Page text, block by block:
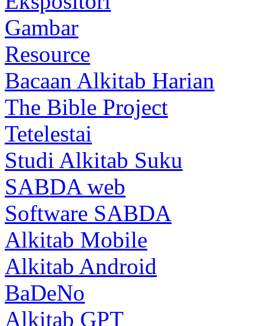
Gambar
Resource
Bacaan Alkitab Harian
The Bible Project
Tetelestai
Studi Alkitab Suku
SABDA web
Software SABDA
Alkitab Mobile
Alkitab Android
BaDeNo
Alkitab GPT